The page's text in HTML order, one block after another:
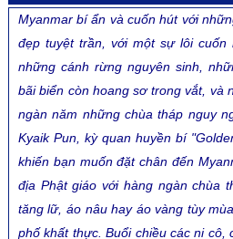
Myanmar bí ẩn và cuốn hút với
đẹp tuyệt trần, với một sự lôi cuốn
những cánh rừng nguyên sinh,
bãi biển còn hoang sơ trong vắt, và
ngàn năm những chùa tháp nguy
Kyaik Pun, kỳ quan huyền bí
khiến bạn muốn đặt chân đến
địa Phật giáo với hàng ngàn chùa
tăng lữ, áo nâu hay áo vàng tùy
phố khất thực. Buổi chiều các ni cô,